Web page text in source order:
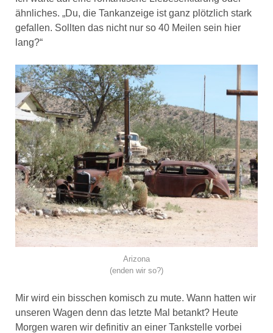
ähnliches. „Du, die Tankanzeige ist ganz plötzlich stark
gefallen. Sollten das nicht nur so 40 Meilen sein hier
lang?“
Arizona
(enden wir so?)
Mir wird ein bisschen komisch zu mute. Wann hatten wir
unseren Wagen denn das letzte Mal betankt? Heute
Morgen waren wir definitiv an einer Tankstelle vorbei